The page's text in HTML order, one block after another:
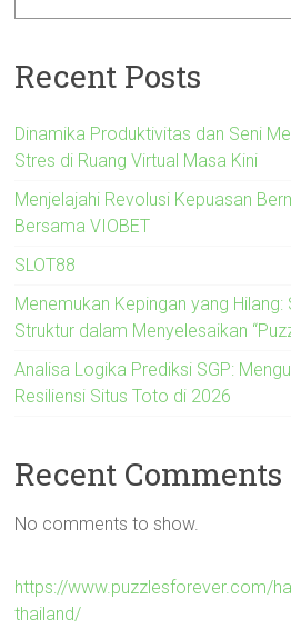
Recent Posts
Dinamika Produktivitas dan Seni
Stres di Ruang Virtual Masa Kini
Menjelajahi Revolusi Kepuasan
Bersama VIOBET
SLOT88
Menemukan Kepingan yang Hilang:
Struktur dalam Menyelesaikan
Analisa Logika Prediksi SGP:
Resiliensi Situs Toto di 2026
Recent Comments
No comments to show.
https://www.puzzlesforever.com/
thailand/